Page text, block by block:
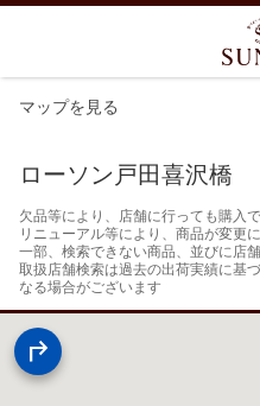
マップを見る
ローソン戸田喜沢橋
欠品等により、店舗に行っても購入
リニューアル等により、商品が変更
一部、検索できない商品、並びに店
取扱店舗検索は過去の出荷実績に基
なる場合がございます